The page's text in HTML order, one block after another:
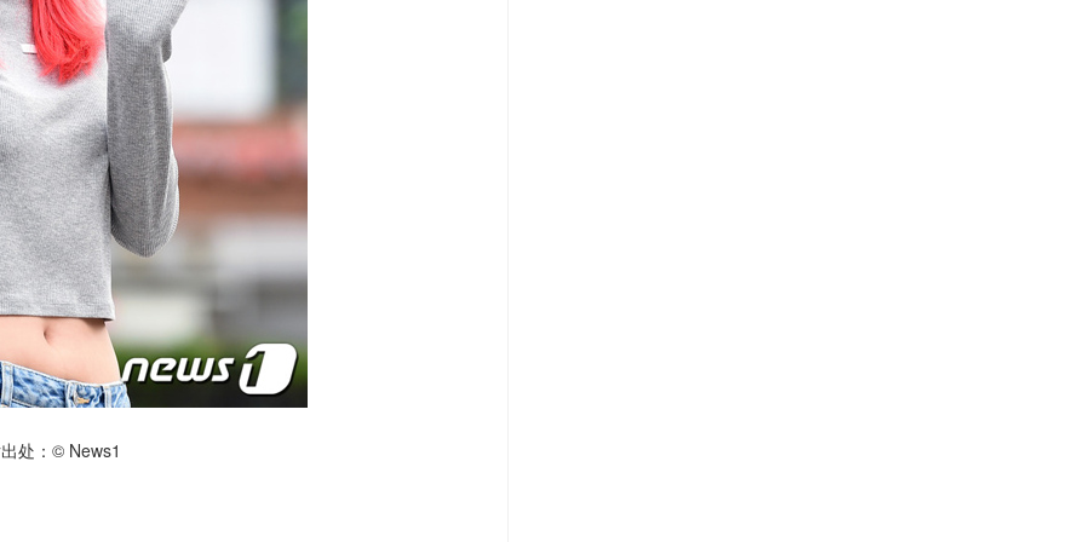
处：© News1